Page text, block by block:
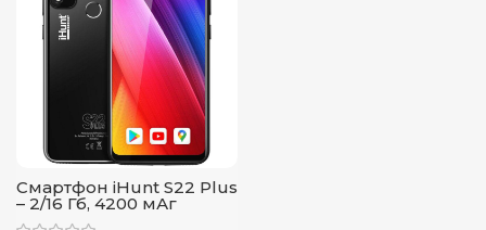
Смартфон iHunt S22 Plus
– 2/16 Гб, 4200 мАг